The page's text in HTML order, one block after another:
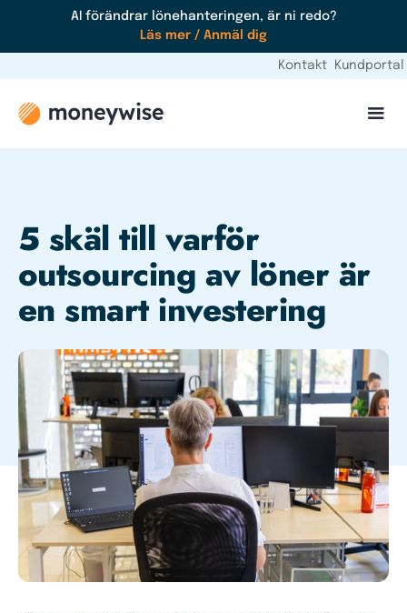
AI förändrar lönehanteringen, är ni redo?
Läs mer / Anmäl dig
Kontakt Kundportal
5 skäl till varför
outsourcing av löner är
en smart investering